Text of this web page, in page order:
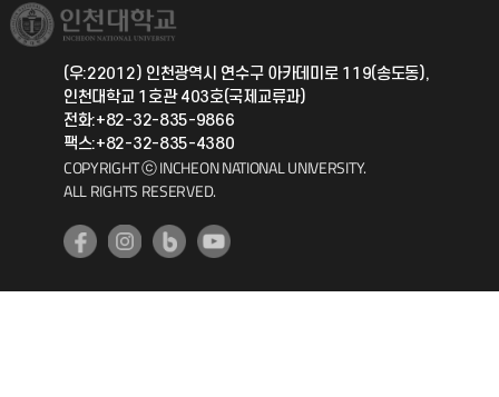
취업정보(학생)
총동문회
국제지원과
공자아카데미
기초교육원
(우:22012) 인천광역시 연수구 아카데미로 119(송도동),
인천대학교 1호관 403호(국제교류과)
전화:+82-32-835-9866
팩스:+82-32-835-4380
COPYRIGHT ⓒ INCHEON NATIONAL UNIVERSITY.
ALL RIGHTS RESERVED.